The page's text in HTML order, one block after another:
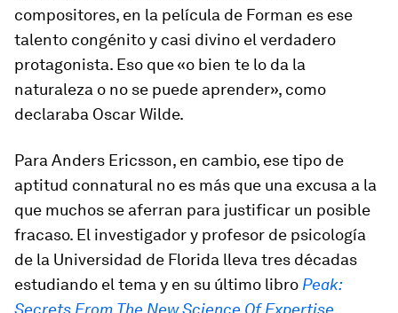
compositores, en la película de Forman es ese
talento congénito y casi divino el verdadero
protagonista. Eso que «o bien te lo da la
naturaleza o no se puede aprender», como
declaraba Oscar Wilde.
Para Anders Ericsson, en cambio, ese tipo de
aptitud connatural no es más que una excusa a la
que muchos se aferran para justificar un posible
fracaso. El investigador y profesor de psicología
de la Universidad de Florida lleva tres décadas
estudiando el tema y en su último libro Peak:
Secrets From The New Science Of Expertise,